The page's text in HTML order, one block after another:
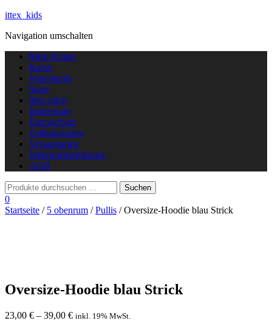
ittex_kids
Navigation umschalten
Mein Konto
Kasse
Warenkorb
Shop
über mich
Impressum
Datenschutz
Zahlungsarten
Versandarten
Widerrufsbelehrung
AGB
0
Startseite / 5 obenrum /Pullis / Oversize-Hoodie blau Strick
Oversize-Hoodie blau Strick
23,00 € – 39,00 € inkl. 19% MwSt.